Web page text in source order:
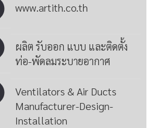
www.artith.co.th
ผลิต รับออก แบบ และติดตั้ง
ท่อ-พัดลมระบายอากาศ
Ventilators & Air Ducts
Manufacturer-Design-
Installation